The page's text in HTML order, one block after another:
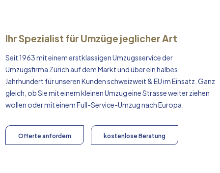
Ihr Spezialist für Umzüge jeglicher Art
Seit 1963 mit einem erstklassigen Umzugsservice der
Umzugsfirma Zürich auf dem Markt und über ein halbes
Jahrhundert für unseren Kunden schweizweit & EU im Einsatz. Ganz
gleich, ob Sie mit einem kleinen Umzug eine Strasse weiter ziehen
wollen oder mit einem Full-Service-Umzug nachEuropa
Offerte anfordern kostenlose Beratung